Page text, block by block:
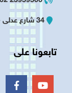
34 شارع عدلى - القاهرة
تابعونا على